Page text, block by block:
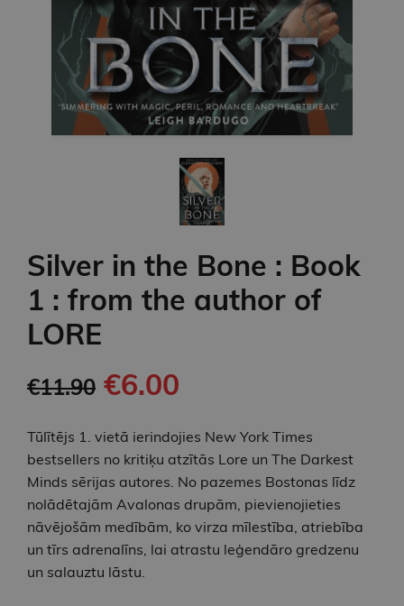
Silver in the Bone : Book
1 : from the author of
LORE
€11.90 €6.00
Tūlītējs 1. vietā ierindojies New York Times
bestsellers no kritiķu atzītās Lore un The Darkest
Minds sērijas autores. No pazemes Bostonas līdz
nolādētajām Avalonas drupām, pievienojieties
nāvējošām medībām, ko virza mīlestība, atriebība
un tīrs adrenalīns, lai atrastu leģendāro gredzenu
un salauztu lāstu.